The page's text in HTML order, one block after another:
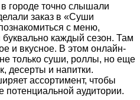
городе точно слышали
заказ в «Суши
с меню,
буквально каждый сезон. Там
и вкусное. В этом онлайн-
только суши, роллы, но еще
десерты и напитки.
ассортимент, чтобы
потенциальной аудитории.